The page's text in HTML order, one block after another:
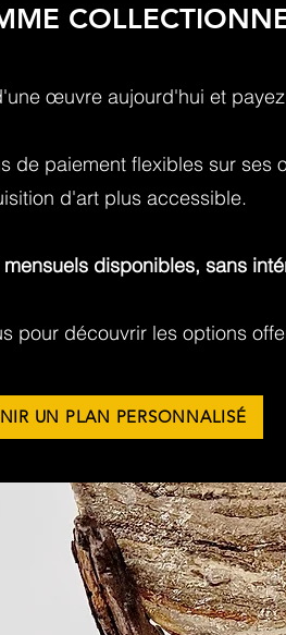
œuvre aujourd'hui et
de paiement flexibles sur
d'art plus accessible.
disponibles, sans
pour découvrir les options
UN PLAN PERSONNALISÉ